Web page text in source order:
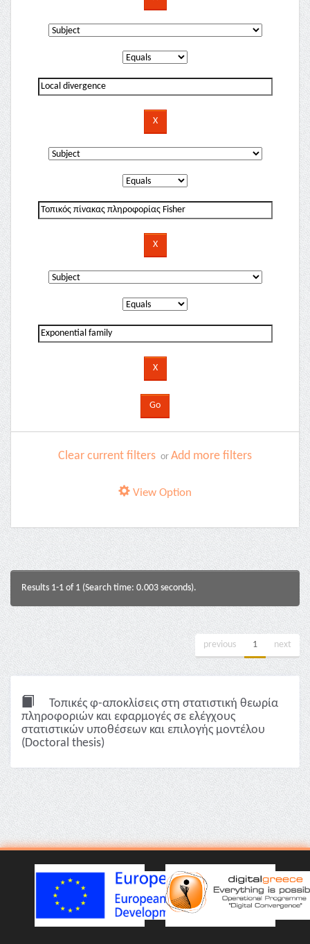
Clear current filters or Add more filters
View Option
Results 1-1 of 1 (Search time: 0.003 seconds).
previous 1 next
Τοπικές φ-αποκλίσεις στη στατιστική θεωρία
πληροφοριών και εφαρμογές σε ελέγχους
στατιστικών υποθέσεων και επιλογής μοντέλου
(Doctoral thesis)